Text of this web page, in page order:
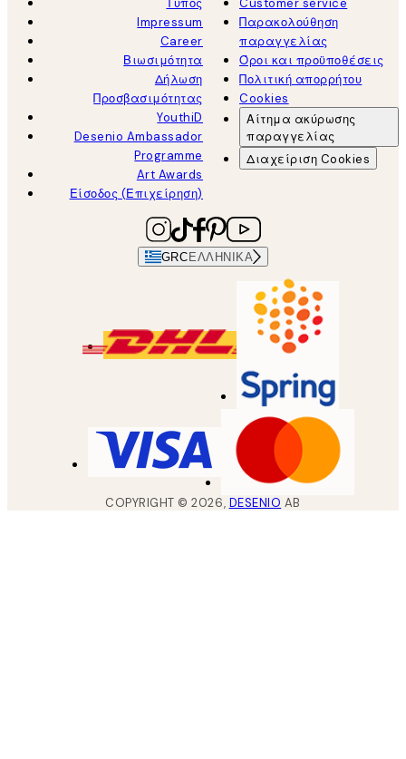
Τύπος
Impressum
Career
Βιωσιμότητα
Δήλωση
Προσβασιμότητας
YouthiD
Desenio Ambassador
Programme
Art Awards
Είσοδος (Επιχείρηση)
Customer service
Παρακολούθηση
παραγγελίας
Όροι και προϋποθέσεις
Πολιτική απορρήτου
Cookies
Αίτημα ακύρωσης
παραγγελίας
Διαχείριση Cookies
GRC ΕΛΛΗΝΙΚΆ
COPYRIGHT ©2026, DESENIO AB